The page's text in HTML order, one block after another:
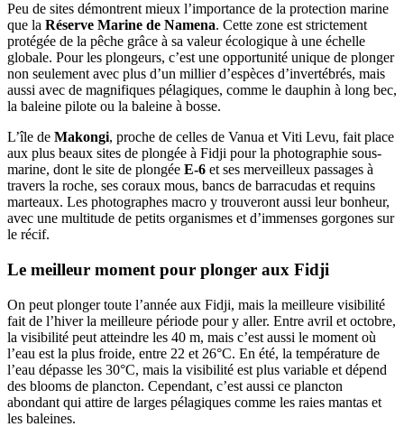
Peu de sites démontrent mieux l’importance de la protection marine
que la Réserve Marine de Namena. Cette zone est strictement
protégée de la pêche grâce à sa valeur écologique à une échelle
globale. Pour les plongeurs, c’est une opportunité unique de plonger
non seulement avec plus d’un millier d’espèces d’invertébrés, mais
aussi avec de magnifiques pélagiques, comme le dauphin à long bec,
la baleine pilote ou la baleine à bosse.
L’île de Makongi, proche de celles de Vanua et Viti Levu, fait place
aux plus beaux sites de plongée à Fidji pour la photographie sous-
marine, dont le site de plongée E-6 et ses merveilleux passages à
travers la roche, ses coraux mous, bancs de barracudas et requins
marteaux. Les photographes macro y trouveront aussi leur bonheur,
avec une multitude de petits organismes et d’immenses gorgones sur
le récif.
Le meilleur moment pour plonger aux Fidji
On peut plonger toute l’année aux Fidji, mais la meilleure visibilité
fait de l’hiver la meilleure période pour y aller. Entre avril et octobre,
la visibilité peut atteindre les 40 m, mais c’est aussi le moment où
l’eau est la plus froide, entre 22 et 26°C. En été, la température de
l’eau dépasse les 30°C, mais la visibilité est plus variable et dépend
des blooms de plancton. Cependant, c’est aussi ce plancton
abondant qui attire de larges pélagiques comme les raies mantas et
les baleines.